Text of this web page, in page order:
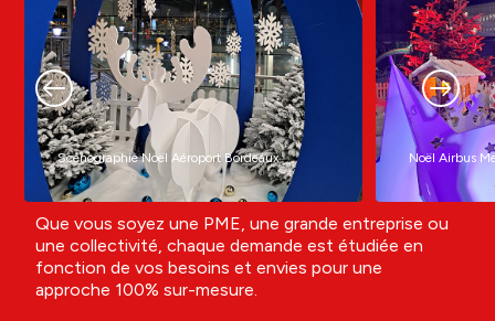
Scénographie Noël Aéroport Bordeaux Noël Airbus
Que vous soyez une PME, une grande entreprise ou
une collectivité, chaque demande est étudiée en
fonction de vos besoins et envies pour une
approche 100% sur-mesure.